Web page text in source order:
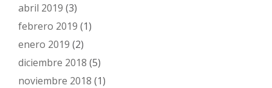
abril 2019 (3)
febrero 2019 (1)
enero 2019 (2)
diciembre 2018 (5)
noviembre 2018 (1)